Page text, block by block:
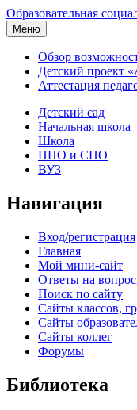
Образовательная
Меню
Обзор
Детский проект
Аттестация
Детский сад
Начальная школа
Школа
НПО и СПО
ВУЗ
Навигация
Вход/регистрация
Главная
Мой мини-сайт
Ответы на
Поиск по сайту
Сайты классов,
Сайты
Сайты коллег
Форумы
Библиотека